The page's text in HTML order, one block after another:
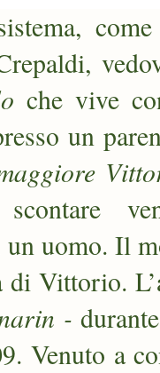
che vive
un
scontare
un uomo. Il
di Vittorio.
-
Venuto a